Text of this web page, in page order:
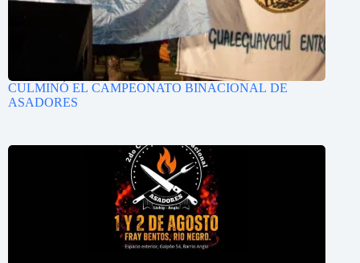
CULMINÓ EL CAMPEONATO BINACIONAL DE
ASADORES